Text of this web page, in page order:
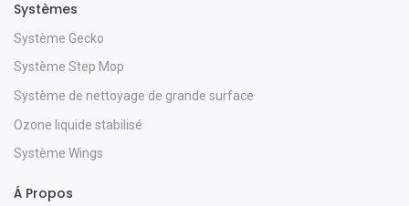
Systèmes
Système Gecko
Système Step Mop
Système de nettoyage de grande surface
Ozone liquide stabilisé
Système Wings
Á Propos